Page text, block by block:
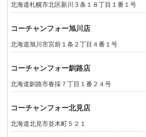
北海道札幌市北区新川３条１８丁目１番１号
コーチャンフォー旭川店
北海道旭川市宮前１条２丁目４番１号
コーチャンフォー釧路店
北海道釧路市春採７丁目１番２４号
コーチャンフォー北見店
北海道北見市並木町５２１